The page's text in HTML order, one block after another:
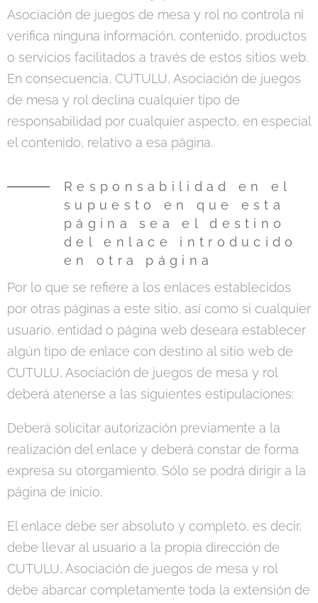
Asociación de juegos de mesa y rol no controla ni
verifica ninguna información, contenido, productos
o servicios facilitados a través de estos sitios web.
En consecuencia, CUTULU, Asociación de juegos
de mesa y rol declina cualquier tipo de
responsabilidad por cualquier aspecto, en especial
el contenido, relativo a esa página.
Responsabilidad en el
supuesto en que esta
página sea el destino
del enlace introducido
en otra página
Por lo que se refiere a los enlaces establecidos
por otras páginas a este sitio, así como si cualquier
usuario, entidad o página web deseara establecer
algún tipo de enlace con destino al sitio web de
CUTULU, Asociación de juegos de mesa y rol
deberá atenerse a las siguientes estipulaciones:
Deberá solicitar autorización previamente a la
realización del enlace y deberá constar de forma
expresa su otorgamiento. Sólo se podrá dirigir a la
página de inicio.
El enlace debe ser absoluto y completo, es decir,
debe llevar al usuario a la propia dirección de
CUTULU, Asociación de juegos de mesa y rol
debe abarcar completamente toda la extensión de